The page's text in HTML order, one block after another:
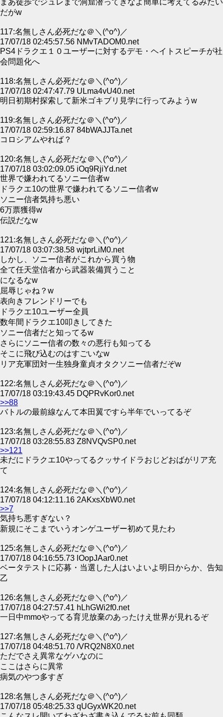
まあ徒歩でジュレまで洞窟潜ってきなよ簡単に考えてるみたい
だがw
117:名無しさん必死だな＠＼(^o^)／
17/07/18 02:45:57.56 NMvTADOM0.net
PS4ドラクエ１０ユーザーに対するデモ・ヘイトスピーチが社
会問題化へ
118:名無しさん必死だな＠＼(^o^)／
17/07/18 02:47:47.79 ULma4vU40.net
明日初期村探索して新米ゴキブリ見学に行ってみようw
119:名無しさん必死だな＠＼(^o^)／
17/07/18 02:59:16.87 84bWAJJTa.net
コロシアムやれば？
120:名無しさん必死だな＠＼(^o^)／
17/07/18 03:02:09.05 iOq9RjiYd.net
世界で嫌われてるソニー信者w
ドラクエ10の世界で嫌われてるソニー信者w
ソニー信者気持ち悪い
6万票獲得w
伝説だなw
121:名無しさん必死だな＠＼(^o^)／
17/07/18 03:07:38.58 wjtprLiM0.net
しかし、ソニー信者がこれから買う物
全て任天堂信者から武器装備買うこと
になるなw
屈辱じゃね？w
表向きフレンドリーでも
ドラクエ10ユーザー全員
数年間ドラクエ10叩きしてきた
ソニー信者だと知ってるw
さらにソニー信者の数々の悪行も知ってる
そこに飛び込むのはすごいなw
リア充軍団対一生独身童貞オタクソニー信者だぞw
122:名無しさん必死だな＠＼(^o^)／
17/07/18 03:19:43.45 DQPRvKor0.net
>>88
バトルの最前線なんて本田翼ですら半年でいってるぞ
123:名無しさん必死だな＠＼(^o^)／
17/07/18 03:28:55.83 Z8NVQvSP0.net
>>121
未だにドラクエ10やってるクッサイドラおじどおばがリア充
て
124:名無しさん必死だな＠＼(^o^)／
17/07/18 04:12:11.16 2AKxsXbW0.net
>>7
気持ち悪すぎない？
新規にそこまでいうオンゲユーザー初めて見たわ
125:名無しさん必死だな＠＼(^o^)／
17/07/18 04:16:55.73 lOopJAar0.net
ベータテストに応募・当選した人はいよいよ明日からか、告知
乙
126:名無しさん必死だな＠＼(^o^)／
17/07/18 04:27:57.41 hLhGWi2f0.net
一日中mmoやってる育児放棄のあったけえ世界が見れるぞ
127:名無しさん必死だな＠＼(^o^)／
17/07/18 04:48:51.70 /VRQ2N8X0.net
ただでさえ異常なゲハなのに
ここはさらに異常
病気のやつ多すぎ
128:名無しさん必死だな＠＼(^o^)／
17/07/18 05:48:25.33 qUGyxWK20.net